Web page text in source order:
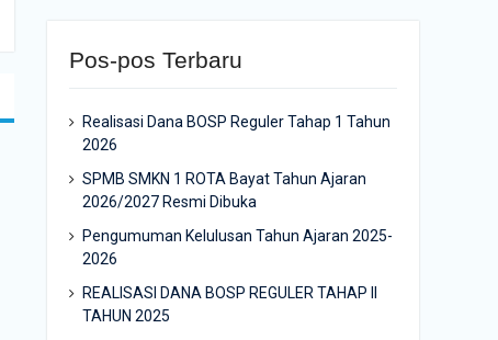
Pos-pos Terbaru
Realisasi Dana BOSP Reguler Tahap 1 Tahun
2026
SPMB SMKN 1 ROTA Bayat Tahun Ajaran
2026/2027 Resmi Dibuka
Pengumuman Kelulusan Tahun Ajaran 2025-
2026
REALISASI DANA BOSP REGULER TAHAP II
TAHUN 2025